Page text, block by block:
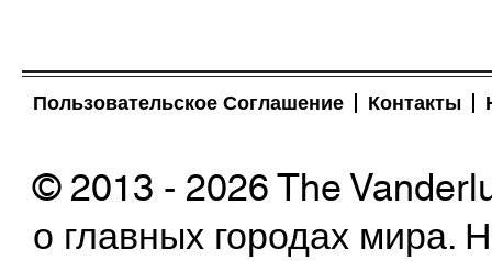
Пользовательское Соглашение Контакты
© 2013 - 2026 The
о главных городах